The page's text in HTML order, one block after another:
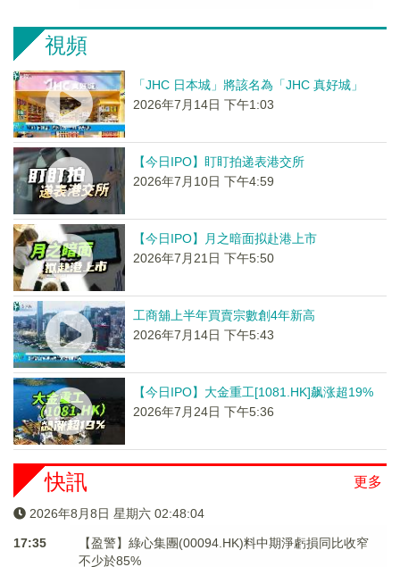
視頻
「JHC 日本城」將該名為「JHC 真好城」
2026年7月14日 下午1:03
【今日IPO】盯盯拍递表港交所
2026年7月10日 下午4:59
【今日IPO】月之暗面拟赴港上市
2026年7月21日 下午5:50
工商舖上半年買賣宗數創4年新高
2026年7月14日 下午5:43
【今日IPO】大金重工[1081.HK]飙涨超19%
2026年7月24日 下午5:36
更多
快訊
2026年8月8日 星期六 02:48:04
17:35
【盈警】綠心集團(00094.HK)料中期淨虧損同比收窄
不少於85%